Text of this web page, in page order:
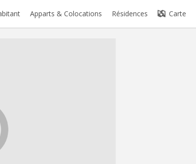
Apparts & Colocations Résidences Carte